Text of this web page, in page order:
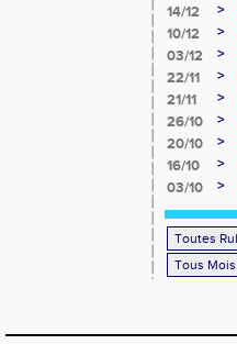
14/12
>
10/12
>
03/12
>
22/11
>
21/11
>
26/10
>
20/10 >
16/10
>
03/10
>